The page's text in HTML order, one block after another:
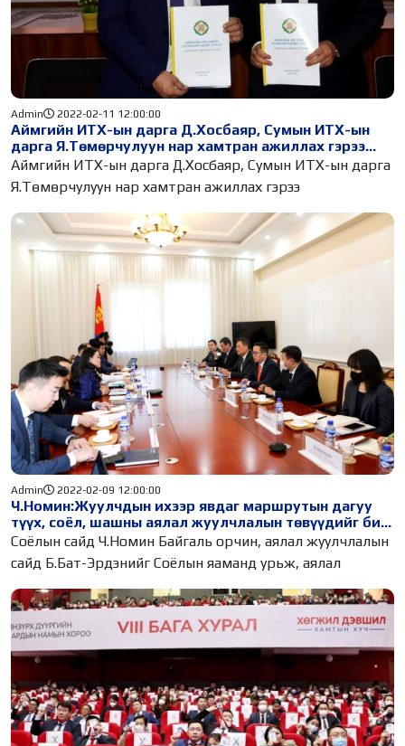
Аймгийн ИТХ-ын дарга Д.Хосбаяр, Сумын ИТХ-ын
дарга Я.Төмөрчулуун нар хамтран ажиллах гэрээ
байгууллаа.
Admin 2022-02-11 12:00:00
Аймгийн ИТХ-ын дарга Д.Хосбаяр, Сумын ИТХ-ын дарга
Я.Төмөрчулуун нар хамтран ажиллах гэрээ
Ч.Номин:Жуулчдын ихээр явдаг маршрутын дагуу
түүх, соёл, шашны аялал жуулчлалын төвүүдийг бий
болгох боломжтой
Admin 2022-02-09 12:00:00
Соёлын сайд Ч.Номин Байгаль орчин, аялал жуулчлалын
сайд Б.Бат-Эрдэнийг Соёлын яаманд урьж, аялал